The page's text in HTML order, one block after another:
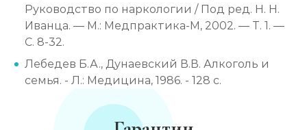
Руководство по наркологии / Под ред. Н. Н.
Иванца. — М.: Медпрактика-М, 2002. — Т. 1. —
С. 8-32.
Лебедев Б.А., Дунаевский В.В. Алкоголь и
семья. - Л.: Медицина, 1986. - 128 с.